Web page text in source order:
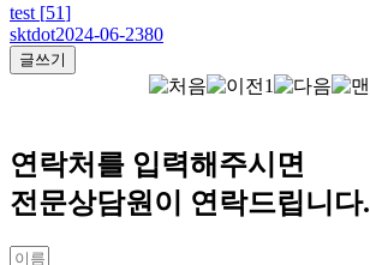
test [51]
sktdot2024-06-2380
글쓰기
1
연락처를 입력해주시면
전문상담원이 연락드립니다.